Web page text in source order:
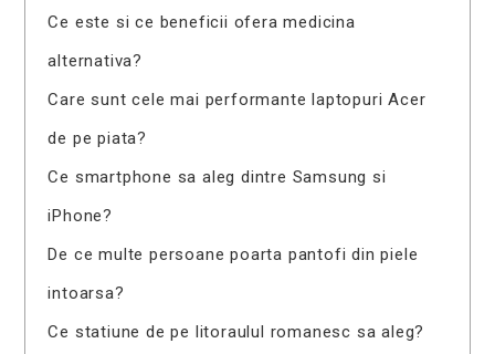
Ce este si ce beneficii ofera medicina
alternativa?
Care sunt cele mai performante laptopuri Acer
de pe piata?
Ce smartphone sa aleg dintre Samsung si
iPhone?
De ce multe persoane poarta pantofi din piele
intoarsa?
Ce statiune de pe litoraulul romanesc sa aleg?